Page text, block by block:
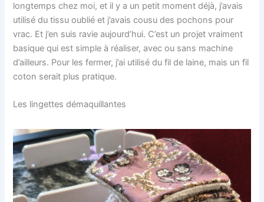
longtemps chez moi, et il y a un petit moment déjà, j’avais
utilisé du tissu oublié et j’avais cousu des pochons pour
vrac. Et j’en suis ravie aujourd’hui. C’est un projet vraiment
basique qui est simple à réaliser, avec ou sans machine
d’ailleurs. Pour les fermer, j’ai utilisé du fil de laine, mais un fil
coton serait plus pratique.
Les lingettes démaquillantes